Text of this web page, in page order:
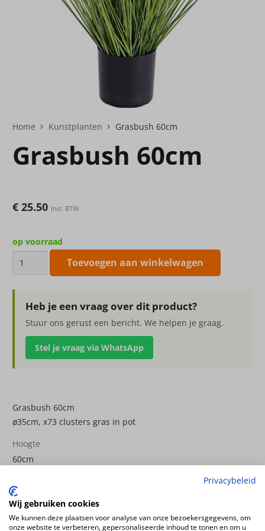
Home Kunstplanten Grasbush 60cm
Grasbush 60cm
€ 25.50 Incl. BTW
op voorraad
aantal
Toevoegen aan winkelwagen
Heb je een vraag over dit product?
Stuur ons gerust een bericht. We helpen je graag.
Stel je vraag via WhatsApp
Grasbush 60cm
ø35cm, x73 clusters gras in pot
Hoogte
60cm
groen
Plantsoort
Grassen
Privacybeleid
Wij gebruiken cookies
We kunnen deze plaatsen voor analyse van onze bezoekersgegevens, om
onze website te verbeteren, gepersonaliseerde inhoud te tonen en om u